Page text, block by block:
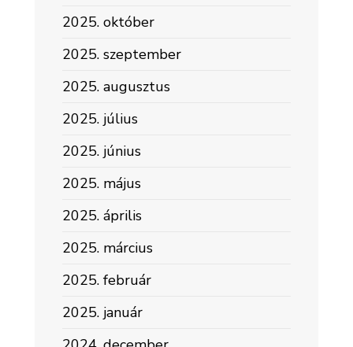
2025. október
2025. szeptember
2025. augusztus
2025. július
2025. június
2025. május
2025. április
2025. március
2025. február
2025. január